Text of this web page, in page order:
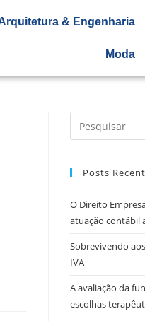
& Engenharia
Moda
Posts
O Direito
atuação contábil
Sobrevivendo
IVA
A avaliação da
escolhas